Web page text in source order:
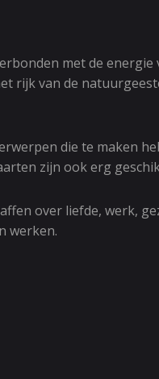
met de energie
rijk van de
die te maken
zijn ook erg
over liefde, werk,
werken.